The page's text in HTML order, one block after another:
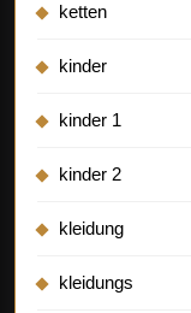
ketten
kinder
kinder 1
kinder 2
kleidung
kleidungs